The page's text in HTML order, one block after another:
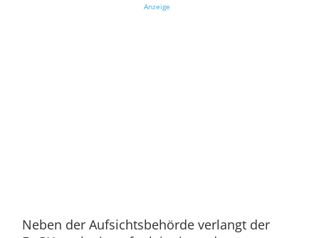
Anzeige
Neben der Aufsichtsbehörde verlangt der